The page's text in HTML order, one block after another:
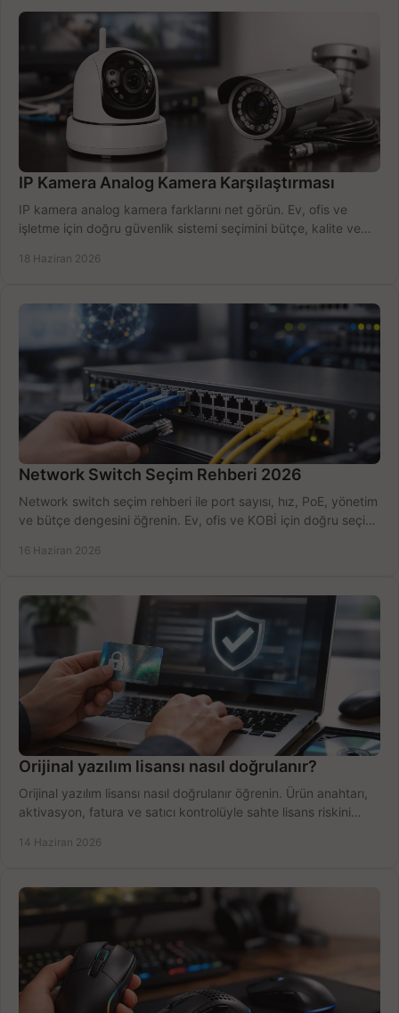
IP Kamera Analog Kamera Karşılaştırması
IP kamera analog kamera farklarını net görün. Ev, ofis ve
işletme için doğru güvenlik sistemi seçimini bütçe, kalite ve
18 Haziran 2026
Network Switch Seçim Rehberi 2026
Network switch seçim rehberi ile port sayısı, hız, PoE, yönetim
ve bütçe dengesini öğrenin. Ev, ofis ve KOBİ için doğru seçimi
16 Haziran 2026
Orijinal yazılım lisansı nasıl doğrulanır?
Orijinal yazılım lisansı nasıl doğrulanır öğrenin. Ürün anahtarı,
aktivasyon, fatura ve satıcı kontrolüyle sahte lisans riskini
14 Haziran 2026